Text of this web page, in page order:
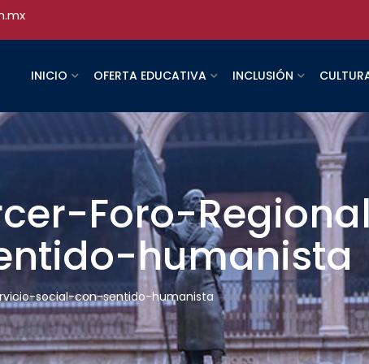
INICIO OFERTA EDUCATIVA INCLUSIÓN
Foro-
humanista
social-con-sentido-humanista